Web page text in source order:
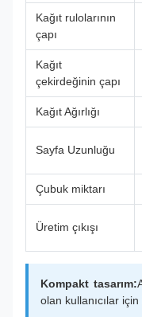
Kağıt rulolarının
çapı
Kağıt
çekirdeğinin çapı
Kağıt Ağırlığı
Sayfa Uzunluğu
Çubuk miktarı
Üretim çıkışı
Kompakt tasarım:
olan kullanıcılar için